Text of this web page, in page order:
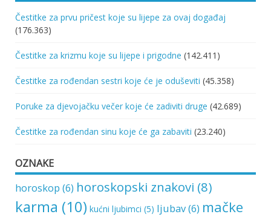
Čestitke za prvu pričest koje su lijepe za ovaj događaj
(176.363)
Čestitke za krizmu koje su lijepe i prigodne (142.411)
Čestitke za rođendan sestri koje će je oduševiti (45.358)
Poruke za djevojačku večer koje će zadiviti druge (42.689)
Čestitke za rođendan sinu koje će ga zabaviti (23.240)
OZNAKE
horoskop (6) horoskopski znakovi (8)
karma (10) kućni ljubimci (5) ljubav(6) mačke